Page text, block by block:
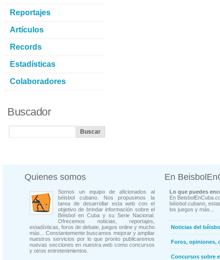
Reportajes
Artículos
Records
Estadísticas
Colaboradores
Buscador
Quienes somos
Somos un equipo de aficionados al
béisbol cubano. Nos propusimos la
tarea de desarrollar esta web con el
objetivo de brindar información sobre el
Béisbol en Cuba y su Serie Nacional.
Ofrecemos noticias, reportajes,
estadísticas, foros de debate, juegos online y mucho
más... Constantemente buscamos mejorar y ampliar
nuestros servicios por lo que pronto publicaremos
nuevas secciones en nuestra web como concursos
y otros entretenimientos.
En
Lo que puedes
En
béisbol cubano,
los juegos y más...
Noticias del
Foros, opiniones,
Concursos sobre